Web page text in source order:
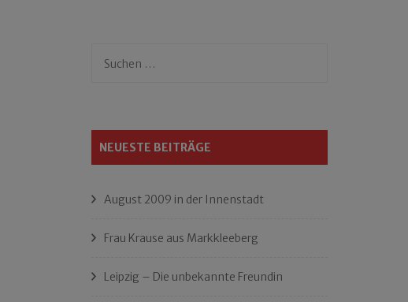
Suchen
NEUESTE BEITRÄGE
August 2009 in der Innenstadt
Frau Krause aus Markkleeberg
Leipzig – Die unbekannte Freundin